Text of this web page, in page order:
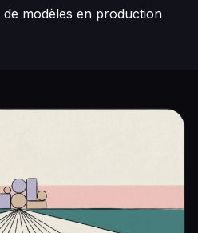
modèles en production